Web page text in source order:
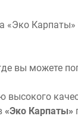
«Эко
вы можете
высокого
«Эко Карпаты»